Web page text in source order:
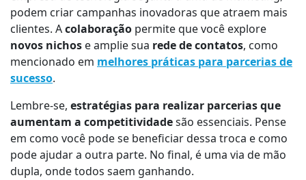
podem criar campanhas inovadoras que atraem mais
clientes. Acolaboração permite que você explore
novos nichos e amplie sua rede de contatos, como
mencionado em melhores práticas para parcerias de
sucesso.
Lembre-se, estratégias para realizar parcerias que
aumentam a competitividadesão essenciais. Pense
em como você pode se beneficiar dessa troca e como
pode ajudar a outra parte. No final, é uma via de mão
dupla, onde todos saem ganhando.